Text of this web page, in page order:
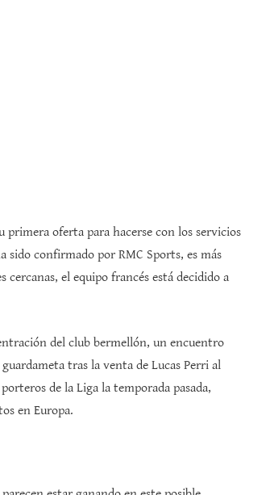
oferta para hacerse con los servicios
sido confirmado por RMC Sports, es más
el equipo francés está decidido a
del club bermellón, un encuentro
tras la venta de Lucas Perri al
de la Liga la temporada pasada,
en Europa.